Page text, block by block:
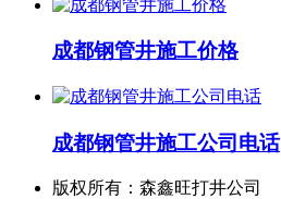
成都钢管井施工价格
成都钢管井施工公司电话
版权所有：森鑫旺打井公司